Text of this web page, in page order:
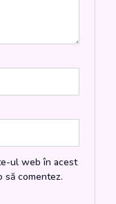
ul web în acest
să comentez.